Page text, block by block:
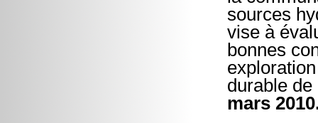
sources
vise à
bonnes
durable
mars